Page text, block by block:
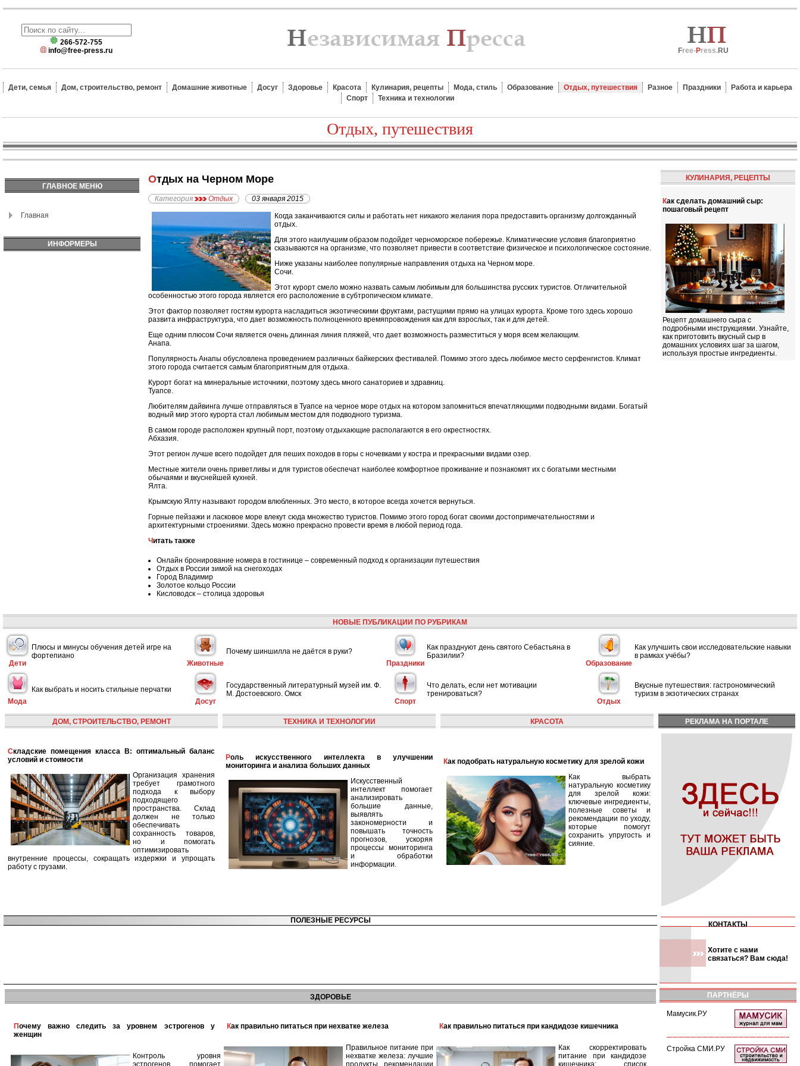
266-572-755
info@free-press.ru
Free-Press.RU
Дети, семья Дом, строительство, ремонт Домашние животные Досуг Здоровье Красота Кулинария, рецепты Мода, стиль Образование Отдых, путешествия Разное Праздники
Работа и карьера
Спорт
Техника и технологии
Отдых, путешествия
ГЛАВНОЕ МЕНЮ
Главная
ИНФОРМЕРЫ
Отдых на Черном Море
Категория Отдых 03 января 2015
Когда заканчиваются силы и работать нет никакого желания пора предоставить организму долгожданный
отдых.
Для этого наилучшим образом подойдет черноморское побережье. Климатические условия благоприятно
сказываются на организме, что позволяет привести в соответствие физическое и психологическое состояние.
Ниже указаны наиболее популярные направления отдыха на Черном море.
Сочи.
Этот курорт смело можно назвать самым любимым для большинства русских туристов. Отличительной
особенностью этого города является его расположение в субтропическом климате.
Этот фактор позволяет гостям курорта насладиться экзотическими фруктами, растущими прямо на улицах курорта. Кроме того здесь хорошо
развита инфраструктура, что дает возможность полноценного времяпровождения как для взрослых, так и для детей.
Еще одним плюсом Сочи является очень длинная линия пляжей, что дает возможность разместиться у моря всем желающим.
Анапа.
Популярность Анапы обусловлена проведением различных байкерских фестивалей. Помимо этого здесь любимое место серфенгистов. Климат
этого города считается самым благоприятным для отдыха.
Курорт богат на минеральные источники, поэтому здесь много санаториев и здравниц.
Туапсе.
Любителям дайвинга лучше отправляться в Туапсе на черное море отдых на котором запомниться впечатляющими подводными видами. Богатый
водный мир этого курорта стал любимым местом для подводного туризма.
В самом городе расположен крупный порт, поэтому отдыхающие располагаются в его окрестностях.
Абхазия.
Этот регион лучше всего подойдет для пеших походов в горы с ночевками у костра и прекрасными видами озер.
Местные жители очень приветливы и для туристов обеспечат наиболее комфортное проживание и познакомят их с богатыми местными
обычаями и вкуснейшей кухней.
Ялта.
Крымскую Ялту называют городом влюбленных. Это место, в которое всегда хочется вернуться.
Горные пейзажи и ласковое море влекут сюда множество туристов. Помимо этого город богат своими достопримечательностями и
архитектурными строениями. Здесь можно прекрасно провести время в любой период года.
Читать также
Онлайн бронирование номера в гостинице – современный подход к организации путешествия
Отдых в России зимой на снегоходах
Город Владимир
Золотое кольцо России
Кисловодск – столица здоровья
КУЛИНАРИЯ, РЕЦЕПТЫ
Как сделать домашний сыр:
пошаговый рецепт
Рецепт домашнего сыра с
подробными инструкциями. Узнайте,
как приготовить вкусный сыр в
домашних условиях шаг за шагом,
используя простые ингредиенты.
НОВЫЕ ПУБЛИКАЦИИ ПО РУБРИКАМ
Дети
Плюсы и минусы обучения детей игре на
фортепиано
Животные
Почему шиншилла не даётся в руки?
Праздники
Как празднуют день святого Себастьяна в
Бразилии?
Образование
Как улучшить свои исследовательские навыки
в рамках учёбы?
Мода
Как выбрать и носить стильные перчатки
Досуг
Государственный литературный музей им. Ф.
М. Достоевского. Омск
Спорт
Что делать, если нет мотивации
тренироваться?
Отдых
Вкусные путешествия: гастрономический
туризм в экзотических странах
ДОМ, СТРОИТЕЛЬСТВО, РЕМОНТ
Складские помещения класса B: оптимальный баланс
условий и стоимости
Организация хранения
требует грамотного
подхода к выбору
подходящего
пространства. Склад
должен не только
обеспечивать
сохранность товаров,
но и помогать
оптимизировать
внутренние процессы, сокращать издержки и упрощать
работу с грузами.
ТЕХНИКА И ТЕХНОЛОГИИ
Роль искусственного интеллекта в улучшении
мониторинга и анализа больших данных
Искусственный
интеллект помогает
анализировать
большие данные,
выявлять
закономерности и
повышать точность
прогнозов, ускоряя
процессы мониторинга
и обработки
информации.
КРАСОТА
Как подобрать натуральную косметику для зрелой кожи
Как выбрать
натуральную косметику
для зрелой кожи:
ключевые ингредиенты,
полезные советы и
рекомендации по уходу,
которые помогут
сохранить упругость и
сияние.
РЕКЛАМА НА ПОРТАЛЕ
ПОЛЕЗНЫЕ РЕСУРСЫ КОНТАКТЫ
Хотите с нами
связаться? Вам сюда!
ЗДОРОВЬЕ
Почему важно следить за уровнем эстрогенов у
женщин
Контроль уровня
эстрогенов помогает
Как правильно питаться при нехватке железа
Правильное питание при
нехватке железа: лучшие
продукты, рекомендации
Как правильно питаться при кандидозе кишечника
Как скорректировать
питание при кандидозе
кишечника: список
ПАРТНЁРЫ
Мамусик.РУ
Стройка СМИ.РУ